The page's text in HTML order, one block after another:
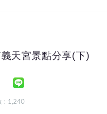
天宮景點分享(下)
: 1,240